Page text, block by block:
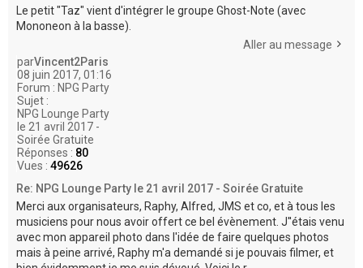
Le petit "Taz" vient d'intégrer le groupe Ghost-Note (avec
Mononeon à la basse).
Aller au message
parVincent2Paris
08 juin 2017, 01:16
Forum : NPG Party
Sujet :
NPG Lounge Party
le 21 avril 2017 -
Soirée Gratuite
Réponses : 80
Vues : 49626
Re: NPG Lounge Party le 21 avril 2017 - Soirée Gratuite
Merci aux organisateurs, Raphy, Alfred, JMS et co, et à tous les
musiciens pour nous avoir offert ce bel évènement. J''étais venu
avec mon appareil photo dans l'idée de faire quelques photos
mais à peine arrivé, Raphy m'a demandé si je pouvais filmer, et